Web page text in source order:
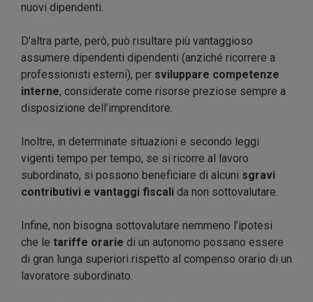
nuovi dipendenti.
D'altra parte, però, può risultare più vantaggioso
assumere dipendenti dipendenti (anziché ricorrere a
professionisti esterni), per sviluppare competenze
interne, considerate come risorse preziose sempre a
disposizione dell’imprenditore.
Inoltre, in determinate situazioni e secondo leggi
vigenti tempo per tempo, se si ricorre al lavoro
subordinato, si possono beneficiare di alcuni sgravi
contributivi e vantaggi fiscali da non sottovalutare.
Infine, non bisogna sottovalutare nemmeno l’ipotesi
che le tariffe orarie di un autonomo possano essere
di gran lunga superiori rispetto al compenso orario di un
lavoratore subordinato.